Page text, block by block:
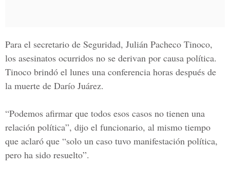
Para el secretario de Seguridad, Julián Pacheco Tinoco,
los asesinatos ocurridos no se derivan por causa política.
Tinoco brindó el lunes una conferencia horas después de
la muerte de Darío Juárez.
“Podemos afirmar que todos esos casos no tienen una
relación política”, dijo el funcionario, al mismo tiempo
que aclaró que “solo un caso tuvo manifestación política,
pero ha sido resuelto”.